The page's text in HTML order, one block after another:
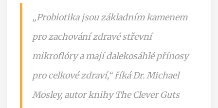
„Probiotika jsou základním kamenem
pro zachování zdravé střevní
mikroflóry a mají dalekosáhlé přínosy
pro celkové zdraví,“ říká Dr. Michael
Mosley, autor knihy The Clever Guts